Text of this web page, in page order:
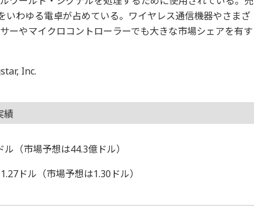
わゆる電卓が占めている。ワイヤレス通信機器やさまざ
ーやマイクロコントローラーでも大きな市場シェアを有す
Inc.
績
（市場予想は44.3億ドル）
ドル（市場予想は1.30ドル）